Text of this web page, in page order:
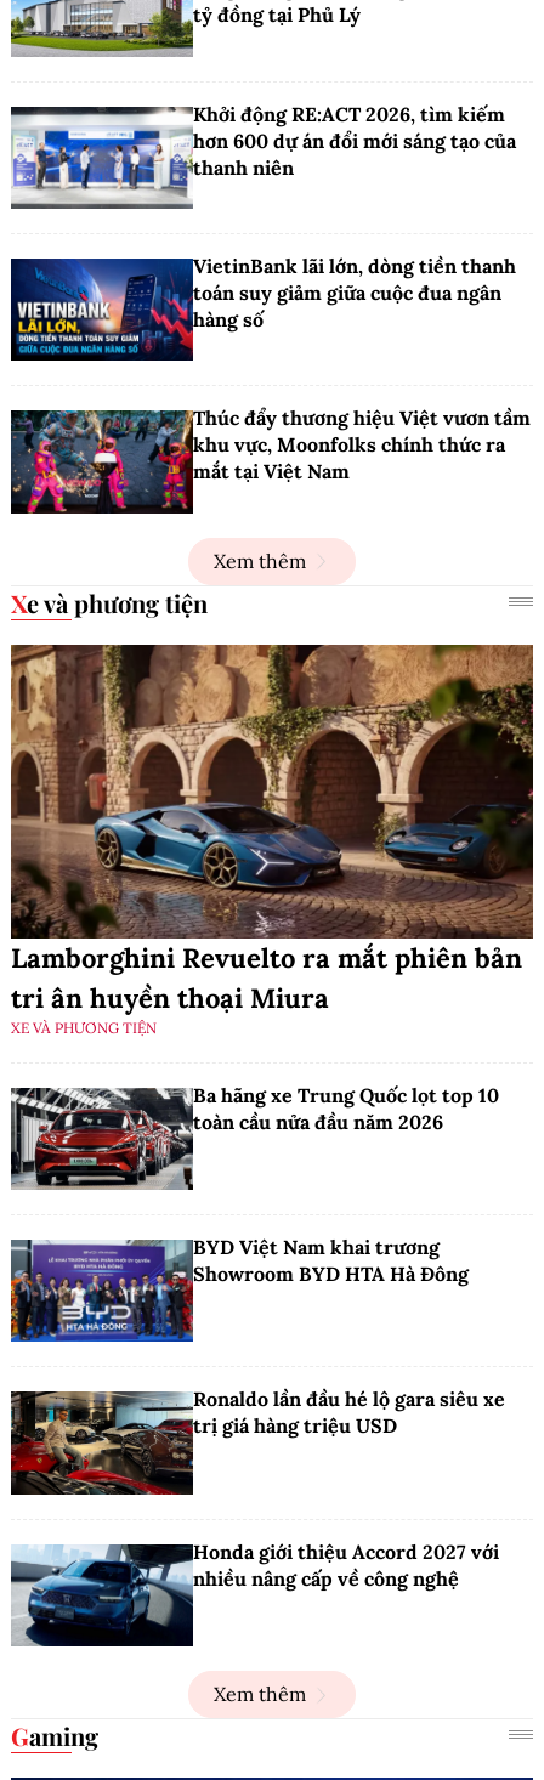
tỷ đồng tại Phủ Lý
Khởi động RE:ACT 2026, tìm kiếm
hơn 600 dự án đổi mới sáng tạo của
thanh niên
VietinBank lãi lớn, dòng tiền thanh
toán suy giảm giữa cuộc đua ngân
hàng số
Thúc đẩy thương hiệu Việt vươn tầm
khu vực, Moonfolks chính thức ra
mắt tại Việt Nam
Xem thêm
Xe và phương tiện
Lamborghini Revuelto ra mắt phiên bản
tri ân huyền thoại Miura
XE VÀ PHƯƠNG TIỆN
Ba hãng xe Trung Quốc lọt top 10
toàn cầu nửa đầu năm 2026
BYD Việt Nam khai trương
Showroom BYD HTA Hà Đông
Ronaldo lần đầu hé lộ gara siêu xe
trị giá hàng triệu USD
Honda giới thiệu Accord 2027 với
nhiều nâng cấp về công nghệ
Xem thêm
Gaming